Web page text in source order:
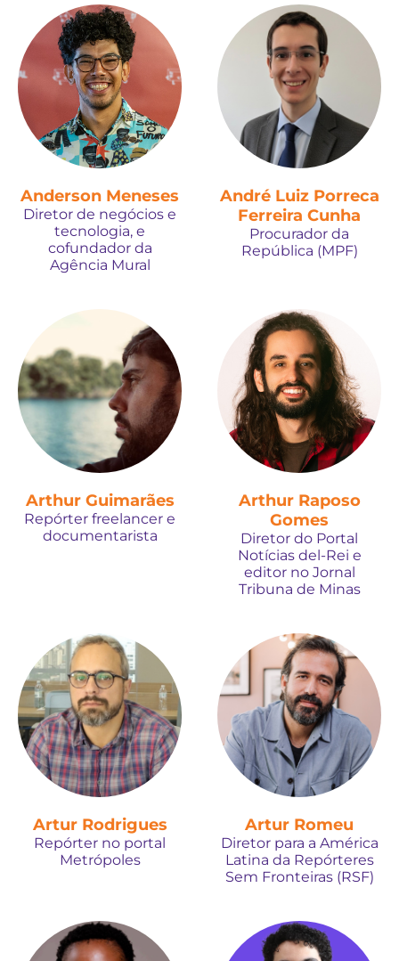
Anderson Meneses
Diretor de negócios e
tecnologia, e
cofundador da
Agência Mural
André Luiz Porreca
Ferreira Cunha
Procurador da
República (MPF)
Arthur Guimarães
Repórter freelancer e
documentarista
Arthur Raposo
Gomes
Diretor do Portal
Notícias del-Rei e
editor no Jornal
Tribuna de Minas
Artur Rodrigues
Repórter no portal
Metrópoles
Artur Romeu
Diretor para a América
Latina da Repórteres
Sem Fronteiras (RSF)